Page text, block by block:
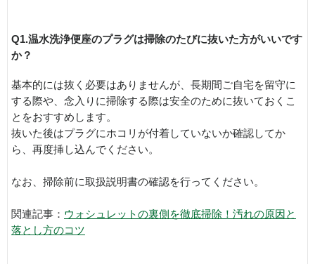
Q1.温水洗浄便座のプラグは掃除のたびに抜いた方がいいです
か？
基本的には抜く必要はありませんが、長期間ご自宅を留守に
する際や、念入りに掃除する際は安全のために抜いておくこ
とをおすすめします。
抜いた後はプラグにホコリが付着していないか確認してか
ら、再度挿し込んでください。
なお、掃除前に取扱説明書の確認を行ってください。
関連記事： ウォシュレットの裏側を徹底掃除！汚れの原因と
落とし方のコツ